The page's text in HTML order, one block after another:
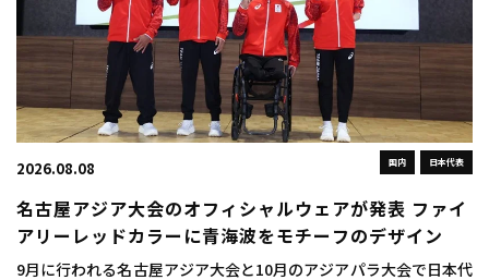
国内 日本代表
2026.08.08
名古屋アジア大会のオフィシャルウェアが発表 ファイ
アリーレッドカラーに青海波をモチーフのデザイン
9月に行われる名古屋アジア大会と10月のアジアパラ大会で日本代